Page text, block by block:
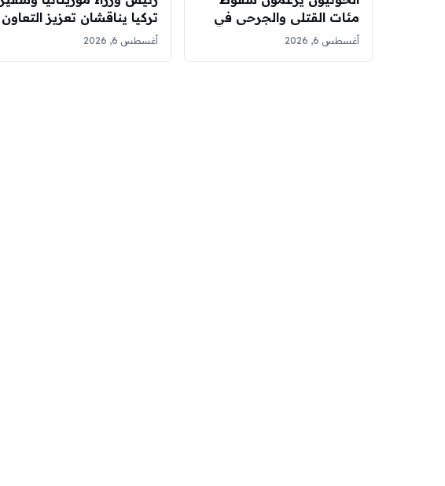
مئات القتلى والجرحى في
هجمات صاروخية على
أغسطس 6, 2026
تركيا يناقشان تعزيز التعاون
الثنائي
أغسطس 6, 2026